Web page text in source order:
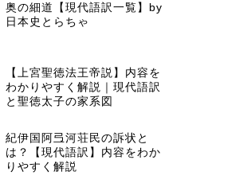
奥の細道【現代語訳一覧】by
日本史とらちゃ
【上宮聖徳法王帝説】内容を
わかりやすく解説｜現代語訳
と聖徳太子の家系図
紀伊国阿弖河荘民の訴状と
は？【現代語訳】内容をわか
りやすく解説